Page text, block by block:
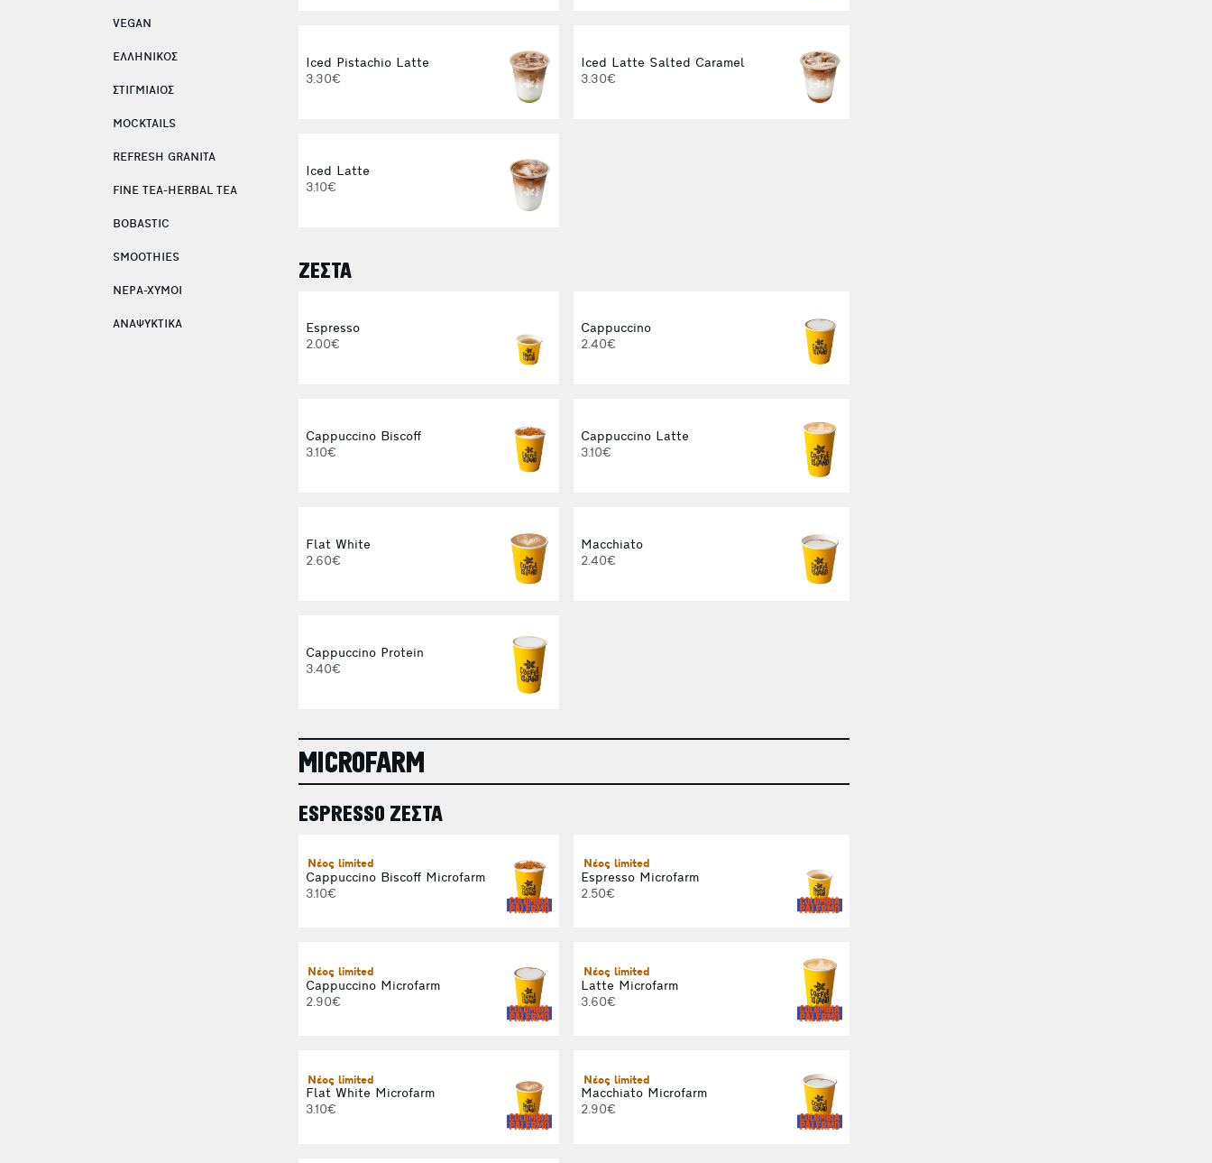
VEGAN
ΕΛΛΗΝΙΚΟΣ
ΣΤΙΓΜΙΑΙΟΣ
MOCKTAILS
REFRESH GRANITA
FINE TEA-HERBAL TEA
BOBASTIC
SMOOTHIES
ΝΕΡΑ-ΧΥΜΟΙ
ΑΝΑΨΥΚΤΙΚΑ
Iced Pistachio Latte
3.30€
Iced Latte Salted Caramel
3.30€
Iced Latte
3.10€
ΖΕΣΤΑ
Espresso
2.00€
Cappuccino
2.40€
Cappuccino Biscoff
3.10€
Cappuccino Latte
3.10€
Flat White
2.60€
Macchiato
2.40€
Cappuccino Protein
3.40€
MICROFARM
ESPRESSO ΖΕΣΤΑ
Νέος limited
Cappuccino Biscoff Microfarm
3.10€
Νέος limited
Espresso Microfarm
2.50€
Νέος limited
Cappuccino Microfarm
2.90€
Νέος limited
Latte Microfarm
3.60€
Νέος limited
Flat White Microfarm
3.10€
Νέος limited
Macchiato Microfarm
2.90€